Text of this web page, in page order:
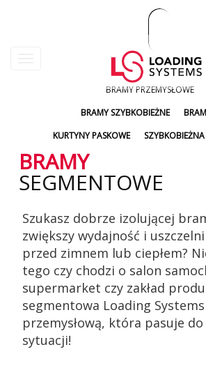
account
menu
BRAMY PRZEMYSŁOWE
BRAMY SZYBKOBIEŻNE
KURTYNY PASKOWE
BRAMY
SEGMENTOWE
Szukasz dobrze izolującej
zwiększy wydajność i
przed zimnem lub ciepłem?
tego czy chodzi o salon
supermarket czy zakład
segmentowa Loading
przemysłową, która pasuje
sytuacji!